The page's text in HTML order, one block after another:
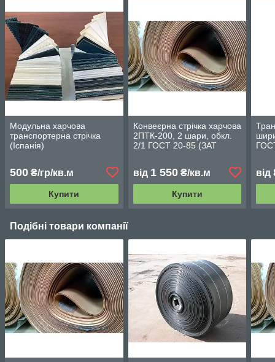
Модульна харчова
транспортерна стрічка
(Іспанія)
500 ₴/гр/кв.м
Купити
Конвеєрна стрічка харчова
2ПТК-200, 2 шари, обкл.
2/1 ГОСТ 20-85 (ЗАТ
від 1 550₴/кв.м
Купити
від
Подібні товари компанії